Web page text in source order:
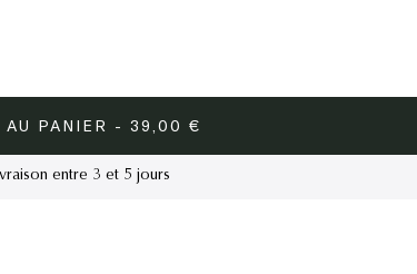
AU PANIER - 39,00 €
entre 3 et 5 jours